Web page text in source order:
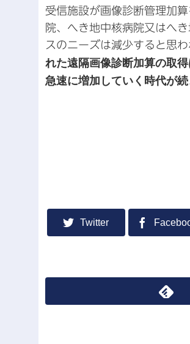
受信施設が画像診断管理加
院、へき地中核病院又はへ
スのニーズは減少すると思
れた遠隔画像診断加算の取
急速に増加していく時代が続
Twitter